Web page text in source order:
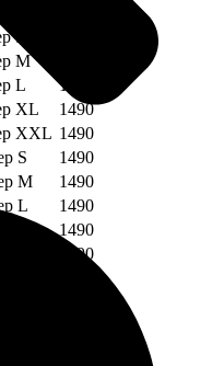
см
S
M
L
1490
XL
1490
XXL 1490
S
1490
M
1490
L
1490
XL
1490
XXL
1490